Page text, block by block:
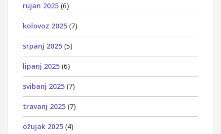
rujan 2025 (6)
kolovoz 2025 (7)
srpanj 2025 (5)
lipanj 2025 (6)
svibanj 2025 (7)
travanj 2025 (7)
ožujak 2025 (4)